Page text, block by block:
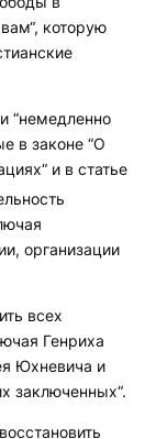
которую
“немедленно
в законе “О
и в статье
организации
всех
Генриха
Юхневича и
заключенных“.